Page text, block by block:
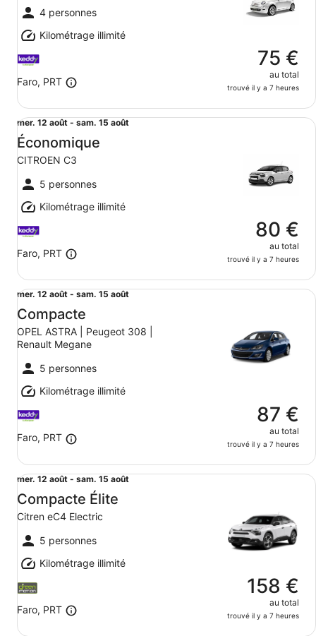
au
sam.
15
août
4 personnes
Kilométrage illimité
Faro, PRT
75 €
au total
trouvé il y a 7 heures
Du
mer.
12
août
au
sam.
15
août
mer. 12 août - sam. 15 août
Économique
CITROEN C3
5 personnes
Kilométrage illimité
Faro, PRT
80 €
au total
trouvé il y a 7 heures
Économique CITROEN C3
Du
mer.
12
août
au
sam.
août
mer. 12 août - sam. 15 août
Compacte
OPEL ASTRA | Peugeot 308 |
Renault Megane
5 personnes
Kilométrage illimité
Faro, PRT
87 €
au total
trouvé il y a 7 heures
Compacte OPEL ASTRA | Peugeot 308 | Renault Megane
Du
mer.
12
août
au
sam.
15
mer. 12 août - sam. 15 août
Compacte Élite
Citren eC4 Electric
5 personnes
Kilométrage illimité
Faro, PRT
158 €
au total
trouvé il y a 7 heures
Compacte Élite Citren eC4 Electric